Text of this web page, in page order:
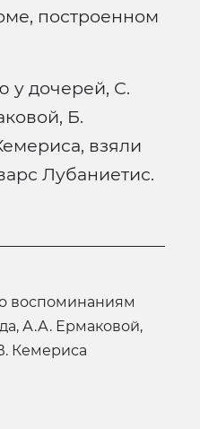
построенном
у дочерей, С.
Б.
взяли
Лубаниетис.
А.А. Ермаковой,
Кемериса